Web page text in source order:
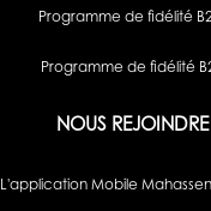
Programme de fidélité
Programme de fidélité
NOUS REJOINDRE
L'application Mobile